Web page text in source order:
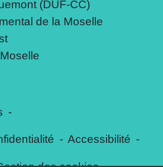
(DUF-CC)
de la Moselle
-
- Accessibilité -